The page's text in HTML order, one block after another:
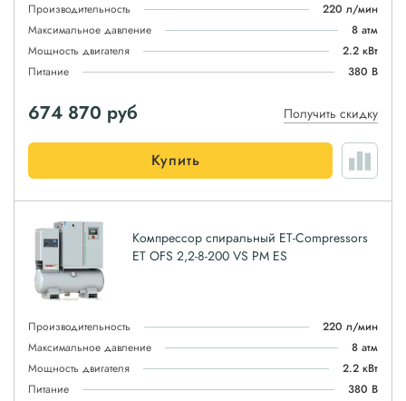
Производительность
220 л/мин
Максимальное давление
8 атм
Мощность двигателя
2.2 кВт
Питание
380 В
674 870 руб Получить скидку
Купить
Компрессор спиральный ET-Compressors
ET OFS 2,2-8-200 VS PM ES
Производительность
220 л/мин
Максимальное давление
8 атм
Мощность двигателя
2.2 кВт
Питание
380 В